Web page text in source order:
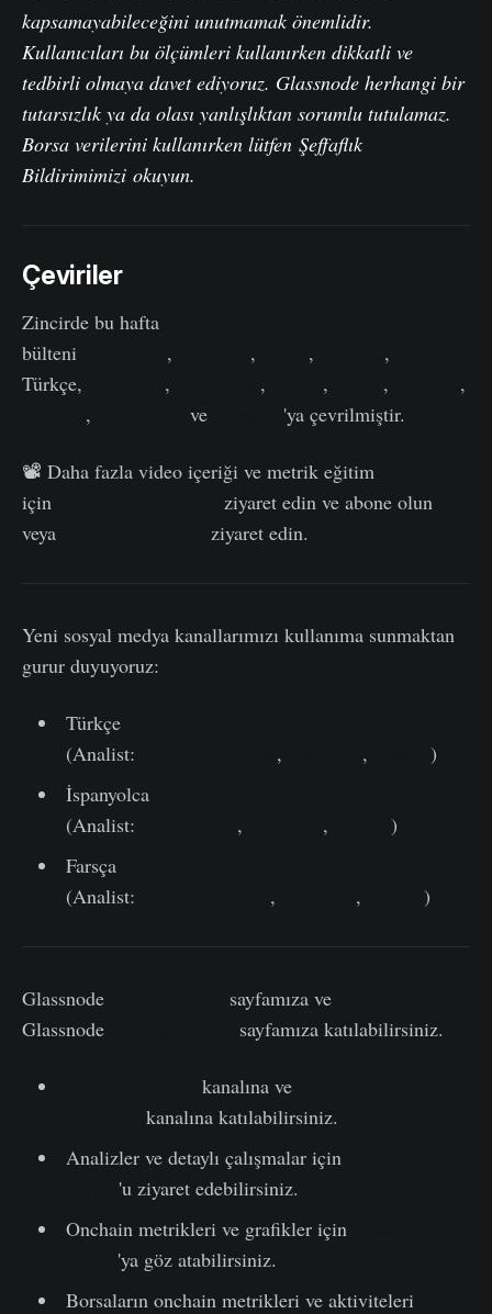
kapsamayabileceğini unutmamak önemlidir.
Kullanıcıları bu ölçümleri kullanırken dikkatli ve
tedbirli olmaya davet ediyoruz. Glassnode herhangi bir
tutarsızlık ya da olası yanlışlıktan sorumlu tutulamaz.
Borsa verilerini kullanırken lütfen Şeffaflık
Bildirimimizi okuyun.
Çeviriler
Zincirde bu hafta
bülteni
, , ,
,
Türkçe,
, , , ,
,
, ve 'ya çevrilmiştir.
📽️ Daha fazla video içeriği ve metrik eğitim
için
ziyaret edin ve abone olun
veya
ziyaret edin.
Yeni sosyal medya kanallarımızı kullanıma sunmaktan
gurur duyuyoruz:
Türkçe
(Analist:
, ,
)
İspanyolca
(Analist:
, ,
)
Farsça
(Analist:
, , )
Glassnode
sayfamıza ve
Glassnode
sayfamıza katılabilirsiniz.
kanalına ve
kanalına katılabilirsiniz.
Analizler ve detaylı çalışmalar için
'u ziyaret edebilirsiniz.
Onchain metrikleri ve grafikler için
'ya göz atabilirsiniz.
Borsaların onchain metrikleri ve aktiviteleri